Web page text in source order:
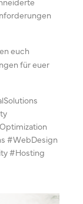
euch
für euer
#WebDesign
#Hosting